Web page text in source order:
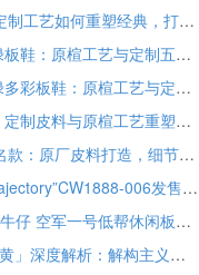
Nike Air Force 1联名款深度解析：高端定制工艺如何重塑经典，打造非凡细节与收藏价值
Nike Air Force 1’07 Low 古驰联名白棕绿板鞋：原楦工艺与定制五金，重塑奢华潮流新风尚
Nike Air Force 1’07 Low 古驰联名米军绿多彩板鞋：原楦工艺与定制五金，重塑奢华潮流新标杆
Nike Air Force 1’07 Low 四勾黑白板鞋：定制皮料与原楦工艺重塑经典，限量款彰显专属身份
Off White x Nike Air Force 1’07 Low 联名款：原厂皮料打造，细节完美还原高端潮流板鞋
Nike Air Force 1 ’07 Low “Starry Sky Trajectory”CW1888-006发售：手绘涂鸦+夜光星云重构印象派
Nike Air Force 1 ’07 Low LV联名 深黑色牛仔 空军一号低帮休闲板鞋 SC9207-531 深度解析
Off-White x Nike Air Force 1 Low「透明黄」深度解析：解构主义与工业美学的终极碰撞